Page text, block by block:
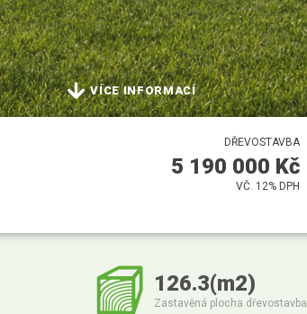
VÍCE INFORMACÍ
DŘEVOSTAVBA
5 190 000 Kč
VČ. 12% DPH
Zastavěná plocha dřevostavba
126.3(m2)